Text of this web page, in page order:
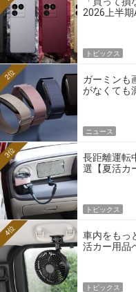
2026上半期
トピックス
ガーミンも
がなくても
2位
ニュース
長距離運転
選【夏活カ
3位
トピックス
車内をもっ
活カー用品
4位
トピックス